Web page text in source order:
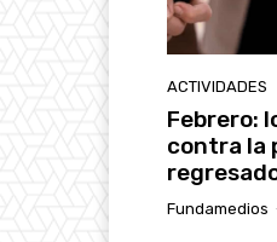
ACTIVIDADES
Febrero:
contra la
Fundamedios